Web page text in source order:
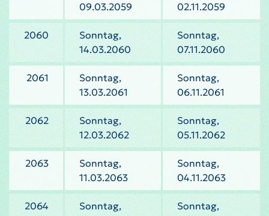
09.03.2059
02.11.2059
2060
Sonntag,
14.03.2060
Sonntag,
07.11.2060
2061
Sonntag,
13.03.2061
Sonntag,
06.11.2061
2062
Sonntag,
12.03.2062
Sonntag,
05.11.2062
2063
Sonntag,
11.03.2063
Sonntag,
04.11.2063
2064
Sonntag,
Sonntag,